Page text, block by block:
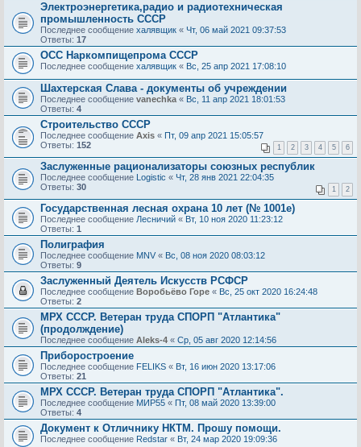
Электроэнергетика,радио и радиотехническая
промышленность СССР
Последнее сообщение халявщик « Чт, 06 май 2021 09:37:53
Ответы: 17
ОСС Наркомпищепрома СССР
Последнее сообщение халявщик « Вс, 25 апр 2021 17:08:10
Шахтерская Слава - документы об учреждении
Последнее сообщение vanechka « Вс, 11 апр 2021 18:01:53
Ответы: 4
Строительство СССР
Последнее сообщение Axis « Пт, 09 апр 2021 15:05:57
Ответы: 152 1 2 3 4 5 6
Заслуженные рационализаторы союзных республик
Последнее сообщение Logistic « Чт, 28 янв 2021 22:04:35
Ответы: 30 1 2
Государственная лесная охрана 10 лет (№ 1001е)
Последнее сообщение Лесничий « Вт, 10 ноя 2020 11:23:12
Ответы: 1
Полиграфия
Последнее сообщение MNV « Вс, 08 ноя 2020 08:03:12
Ответы: 9
Заслуженный Деятель Искусств РСФСР
Последнее сообщение Воробьёво Горе « Вс, 25 окт 2020 16:24:48
Ответы: 2
МРХ СССР. Ветеран труда СПОРП "Атлантика"
(продолждение)
Последнее сообщение Aleks-4 « Ср, 05 авг 2020 12:14:56
Приборостроение
Последнее сообщение FELIKS « Вт, 16 июн 2020 13:17:06
Ответы: 21
МРХ СССР. Ветеран труда СПОРП "Атлантика".
Последнее сообщение МИР55 « Пт, 08 май 2020 13:39:00
Ответы: 4
Документ к Отличнику НКТМ. Прошу помощи.
Последнее сообщение Redstar « Вт, 24 мар 2020 19:09:36